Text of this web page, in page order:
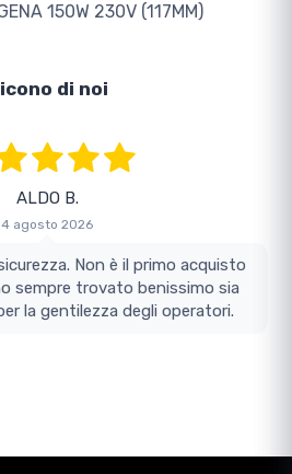
150W 230V (117MM)
di noi
ALDO B.
4 agosto 2026
Non è il primo acquisto
sempre trovato benissimo sia
la gentilezza degli operatori.